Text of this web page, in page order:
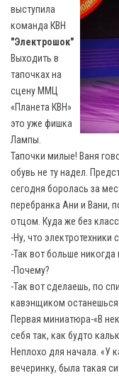
выступила
команда КВН
"Электрошок"
Выходить в
тапочках на
сцену ММЦ
«Планета КВН»
это уже фишка
Лампы.
Тапочки милые! Ваня
обувь не ту надел.
сегодня боролась за
перебранка Ани и Вани,
отцом. Куда же без
-Ну, что электротехники
-Так вот больше никогда
-Почему?
-Так вот сделаешь, по
кавэнщиком останешься.
Первая миниатюра-«В
себя так, как будто
Неплохо для начала. «У
вечеринку, была такая